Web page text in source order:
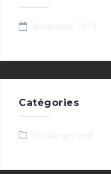
décembre 2019
Catégories
Uncategorized